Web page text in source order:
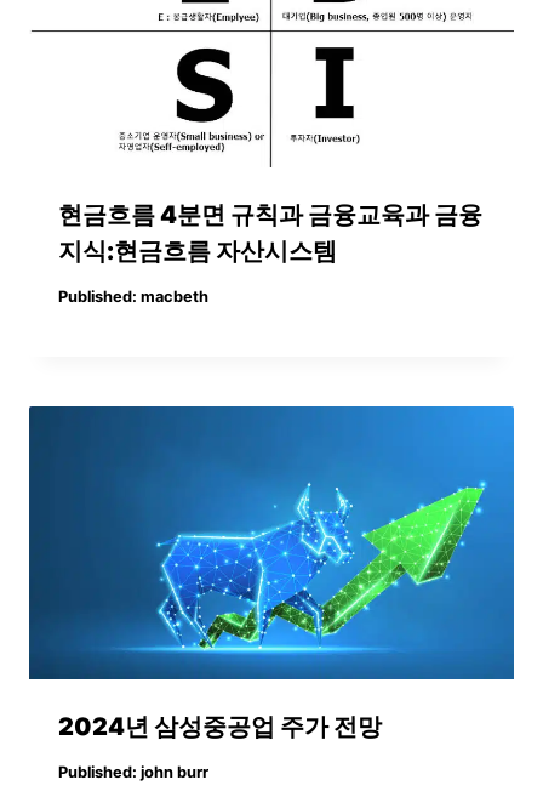
현금흐름 4분면 규칙과 금융교육과 금융
지식:현금흐름 자산시스템
Published: macbeth
2024년 삼성중공업 주가 전망
Published: john burr